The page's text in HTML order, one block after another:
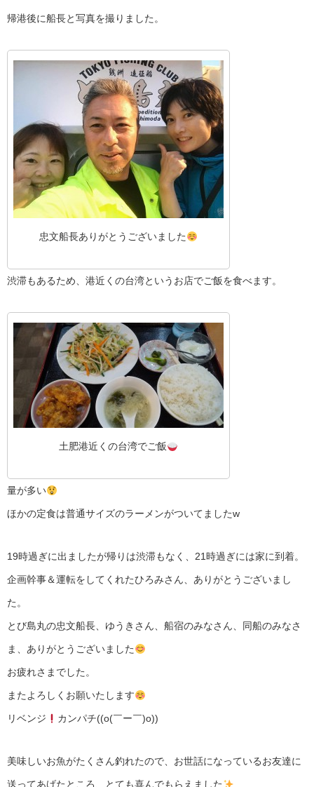
帰港後に船長と写真を撮りました。
忠文船長ありがとうございました
渋滞もあるため、港近くの台湾というお店でご飯を食べます。
土肥港近くの台湾でご飯
量が多い
ほかの定食は普通サイズのラーメンがついてましたw
19時過ぎに出ましたが帰りは渋滞もなく、21時過ぎには家に到着。
企画幹事＆運転をしてくれたひろみさん、ありがとうございまし
た。
とび島丸の忠文船長、ゆうきさん、船宿のみなさん、同船のみなさ
ま、ありがとうございました
お疲れさまでした。
またよろしくお願いたします
リベンジ カンパチ((o(￣ー￣)o))
美味しいお魚がたくさん釣れたので、お世話になっているお友達に
送ってあげたところ、とても喜んでもらえました